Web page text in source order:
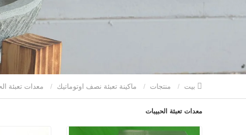
منتجات ماكينة تعبئة نصف اوتوماتيك
معدات تعبئة الحبيبات